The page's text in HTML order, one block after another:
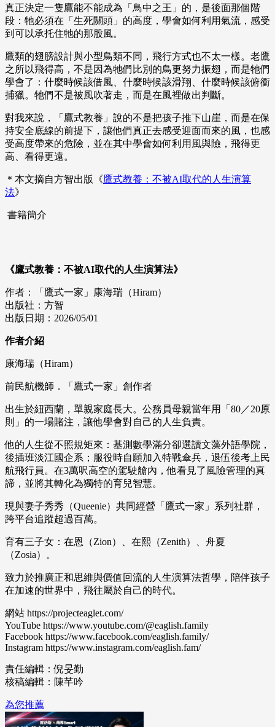
真正決定一隻鷹能不能成為「鳥中之王」的，是後面那個階
段：牠必須在「生死關頭」的高度，學會如何利用氣流，感受
到可以承托住牠的那股風。
鷹類的翅膀設計與小型鳥類不同，飛行方式也不太一樣。老鷹
之所以飛得高，不是因為牠們比別的鳥更努力振翅，而是牠們
學會了：什麼時候該借風、什麼時候該滑翔、什麼時候該俯衝
捕獵。牠們不是被風吹著走，而是在風裡做出判斷。
對我來說，「鷹式教養」說的不是把孩子推下山崖，而是在保
持安全底線的前提下，讓他們真正去感受迎面而來的風，也感
受高度帶來的危險，並在其中學會如何利用風與險，飛得更
高、看得更遠。
＊本文摘自方智出版《鷹式教養：不被AI取代的人生演算
法》
書籍簡介
《鷹式教養：不被AI取代的人生演算法》
作者：「鷹式一家」康海瑞（Hiram）
出版社：方智
出版日期：2026/05/01
作者介紹
康海瑞（Hiram）
前民航機師．「鷹式一家」創作者
出生於紐西蘭，單親家庭長大。公務員母親當年用「80／20原
則」的一場賭注，讓他學會對自己的人生負責。
他的人生從不照規矩來：基測數學滿分卻選讀文藻外語學院，
後插班淡江國企系；服役時自願加入特戰傘兵，退伍後考上民
航飛行員。在3萬呎高空的駕駛艙內，他看見了風險管理的真
諦，並將其轉化為獨特的育兒智慧。
現與妻子秀秀（Queenie）共同經營「鷹式一家」系列社群，
跨平台追蹤超過百萬。
育有三子女：在恩（Zion）、在熙（Zenith）、舟夏
（Zosia）。
致力於推廣正和思維與價值回流的人生演算法哲學，陪伴孩子
在加速的世界中，飛往屬於自己的時代。
網站 https://projecteaglet.com/
YouTube https://www.youtube.com/@eaglish.family
Facebook https://www.facebook.com/eaglish.family/
Instagram https://www.instagram.com/eaglish.fam/
責任編輯：倪旻勤
核稿編輯：陳芊吟
為您推薦